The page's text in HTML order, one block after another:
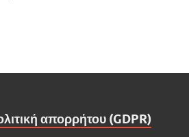
απορρήτου (GDPR)